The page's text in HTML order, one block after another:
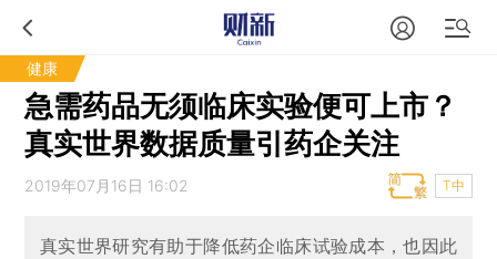
健康
急需药品无须临床实验便可上市？
真实世界数据质量引药企关注
2019年07月16日 16:02 T中
真实世界研究有助于降低药企临床试验成本，也因此